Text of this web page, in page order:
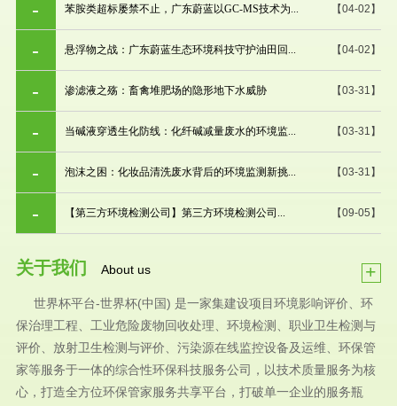
【04-02】
苯胺类超标屡禁不止，广东蔚蓝以GC-MS技术为...
【04-02】
悬浮物之战：广东蔚蓝生态环境科技守护油田回...
【03-31】
渗滤液之殇：畜禽堆肥场的隐形地下水威胁
【03-31】
当碱液穿透生化防线：化纤碱减量废水的环境监...
【03-31】
泡沫之困：化妆品清洗废水背后的环境监测新挑...
【09-05】
【第三方环境检测公司】第三方环境检测公司...
关于我们 About us +
世界杯平台-世界杯(中国) 是一家集建设项目环境影响评价、环
保治理工程、工业危险废物回收处理、环境检测、职业卫生检测与
评价、放射卫生检测与评价、污染源在线监控设备及运维、环保管
家等服务于一体的综合性环保科技服务公司，以技术质量服务为核
心，打造全方位环保管家服务共享平台，打破单一企业的服务瓶